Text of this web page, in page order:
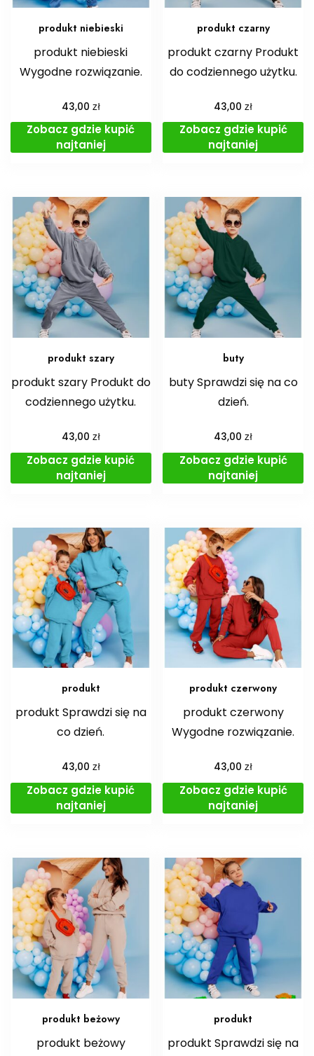
produkt niebieski
produkt niebieski
Wygodne rozwiązanie.
43,00 zł
Zobacz gdzie kupić
najtaniej
produkt czarny
produkt czarny Produkt
do codziennego użytku.
43,00zł
Zobacz gdzie kupić
najtaniej
produkt szary
produkt szary Produkt do
codziennego użytku.
43,00 zł
Zobacz gdzie kupić
najtaniej
buty
buty Sprawdzi się na co
dzień.
43,00zł
Zobacz gdzie kupić
najtaniej
produkt
produkt Sprawdzi się na
co dzień.
43,00 zł
Zobacz gdzie kupić
najtaniej
produkt czerwony
produkt czerwony
Wygodne rozwiązanie.
43,00zł
Zobacz gdzie kupić
najtaniej
produkt beżowy
produkt beżowy
produkt
produkt Sprawdzi się na